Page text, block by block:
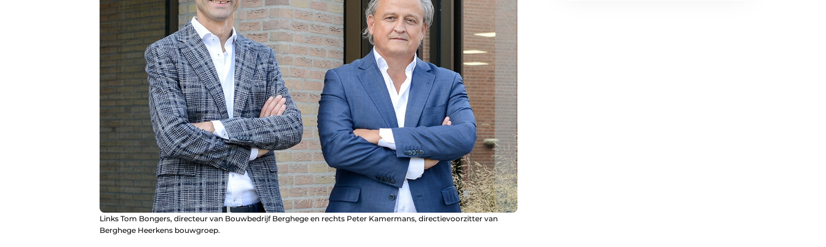
Links Tom Bongers, directeur van Bouwbedrijf Berghege en rechts Peter Kamermans, directievoorzitter van
Berghege Heerkens bouwgroep.